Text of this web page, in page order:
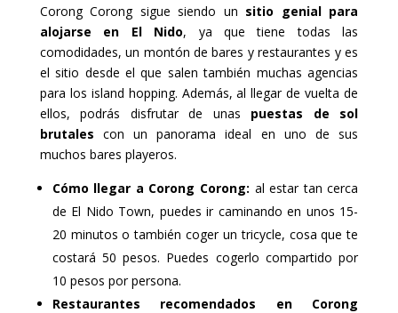
Corong Corong sigue siendo un sitio genial para
alojarse en El Nido, ya que tiene todas las
comodidades, un montón de bares y restaurantes y es
el sitio desde el que salen también muchas agencias
para los island hopping. Además, al llegar de vuelta de
ellos, podrás disfrutar de unas puestas de sol
brutales con un panorama ideal en uno de sus
muchos bares playeros.
Cómo llegar a Corong Corong: al estar tan cerca
de El Nido Town, puedes ir caminando en unos 15-
20 minutos o también coger un tricycle, cosa que te
costará 50 pesos. Puedes cogerlo compartido por
10 pesos por persona.
Restaurantes recomendados en Corong